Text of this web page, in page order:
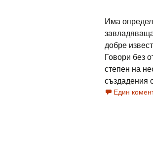
Има
добре
Говори без
степен на
създадения
Един